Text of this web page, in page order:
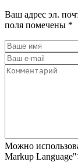
Ваш адрес эл.
поля помечены *
Можно
Markup